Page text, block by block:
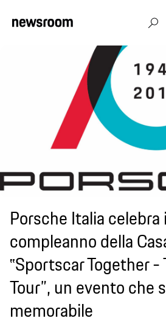
Porsche Italia
compleanno della
‟Sportscar Together -
Tour”, un evento che
memorabile